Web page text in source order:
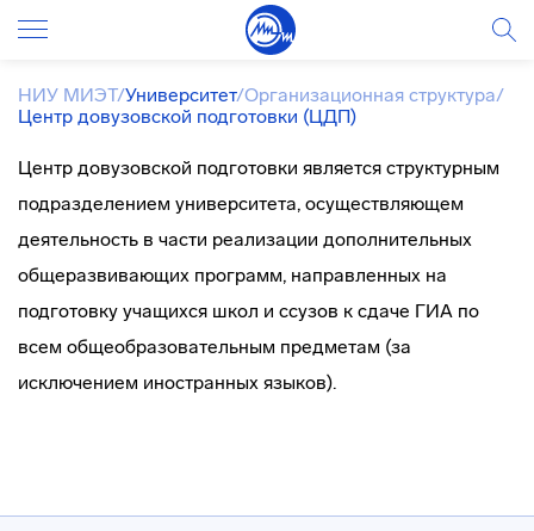
НИУ МИЭТ/Университет/Организационная структура/
Центр довузовской подготовки (ЦДП)
Центр довузовской подготовки является структурным
подразделением университета, осуществляющем
деятельность в части реализации дополнительных
общеразвивающих программ, направленных на
подготовку учащихся школ и ссузов к сдаче ГИА по
всем общеобразовательным предметам (за
исключением иностранных языков).